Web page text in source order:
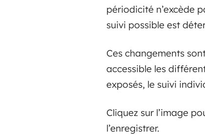
périodicité n’excède
suivi possible est
Ces changements
accessible les
exposés, le suivi
Cliquez sur l’image
l’enregistrer.